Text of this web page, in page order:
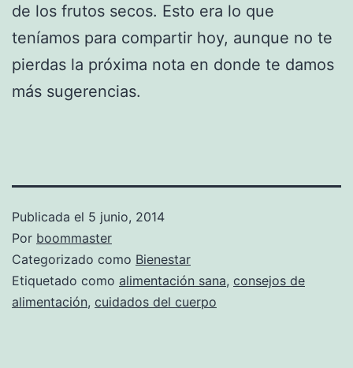
de los frutos secos. Esto era lo que
teníamos para compartir hoy, aunque no te
pierdas la próxima nota en donde te damos
más sugerencias.
Publicada el 5 junio, 2014
Por boommaster
Categorizado como Bienestar
Etiquetado como alimentación sana, consejos de
alimentación, cuidados del cuerpo